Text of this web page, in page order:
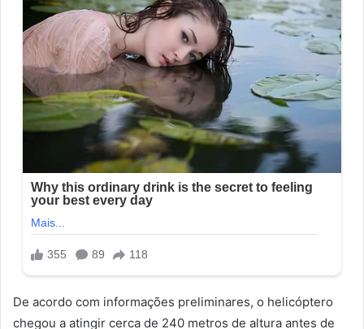
De acordo com informações preliminares, o helicóptero
chegou a atingir cerca de 240 metros de altura antes de